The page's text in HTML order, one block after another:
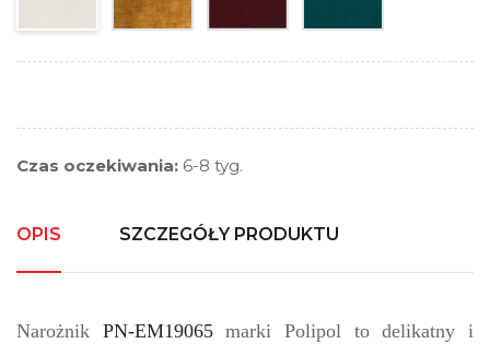
Czas oczekiwania: 6-8 tyg.
OPIS SZCZEGÓŁY PRODUKTU
Narożnik PN-EM19065marki Polipol to delikatny i